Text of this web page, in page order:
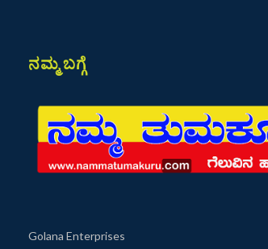
ನಮ್ಮ ಬಗ್ಗೆ
Golana Enterprises